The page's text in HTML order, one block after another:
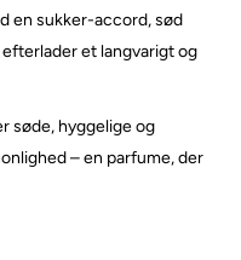
en sukker-accord, sød
et langvarigt og
søde, hyggelige og
– en parfume, der